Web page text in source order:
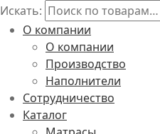
Искать:
О компании
О компании
Производство
Наполнители
Сотрудничество
Каталог